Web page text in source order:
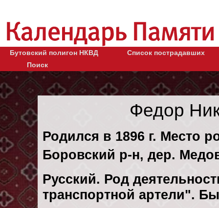
Бутовский полигон НКВД
Список пострадавших
Поиск
Федор
Родился в 1896 г. Место
Боровский р-н, дер.
Русский. Род
транспортной артели".